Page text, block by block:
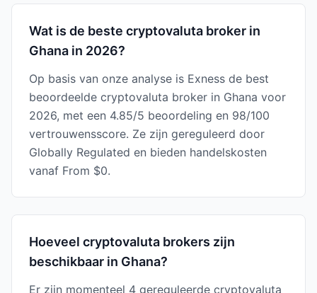
Wat is de beste cryptovaluta broker in
Ghana in 2026?
Op basis van onze analyse is Exness de best
beoordeelde cryptovaluta broker in Ghana voor
2026, met een 4.85/5 beoordeling en 98/100
vertrouwensscore. Ze zijn gereguleerd door
Globally Regulated en bieden handelskosten
vanaf From $0.
Hoeveel cryptovaluta brokers zijn
beschikbaar in Ghana?
Er zijn momenteel 4 gereguleerde cryptovaluta